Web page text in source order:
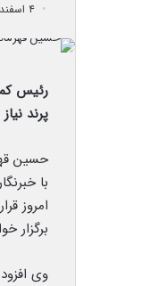
۴ اسفند ۱۴۰۰
رئیس
پرند
حسین
با
امروز
برگزار
وی